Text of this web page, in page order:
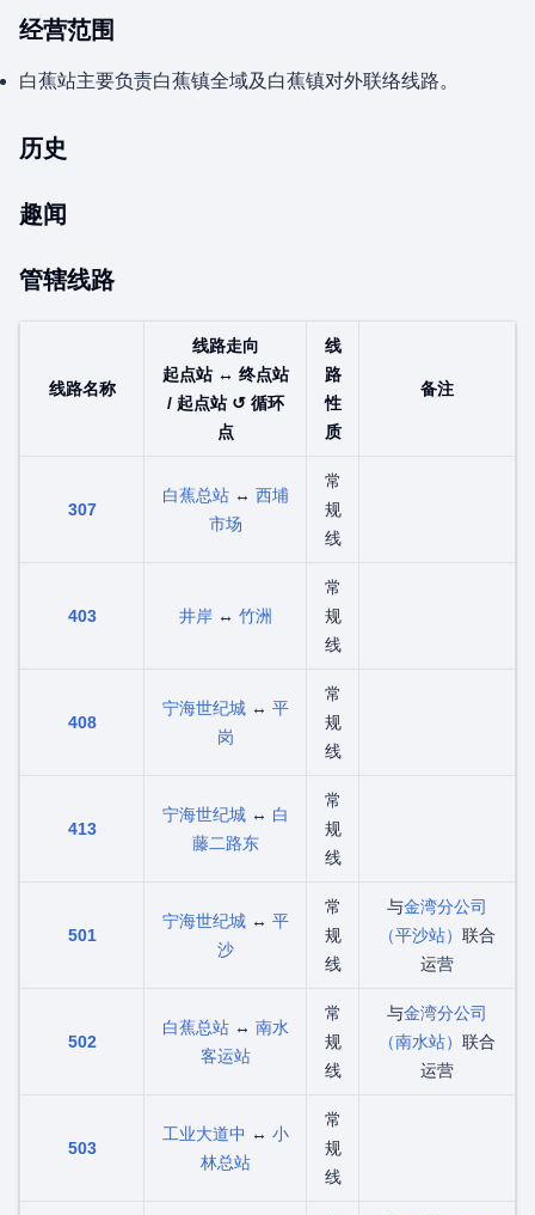
经营范围
白蕉站主要负责白蕉镇全域及白蕉镇对外联络线路。
历史
趣闻
管辖线路
线路名称
线路走向
起点站 ↔ 终点站
/ 起点站 ↺ 循环
点
线
路
性
质
备注
307
白蕉总站↔ 西埔
市场
常
规
线
403 井岸↔ 竹洲
常
规
线
408
宁海世纪城↔ 平
岗
常
规
线
413
宁海世纪城↔ 白
藤二路东
常
规
线
501
宁海世纪城↔ 平
沙
常
规
线
与金湾分公司
（平沙站） 联合
运营
502
白蕉总站↔ 南水
客运站
常
规
线
与金湾分公司
（南水站） 联合
运营
503
工业大道中 ↔ 小
林总站
常
规
线